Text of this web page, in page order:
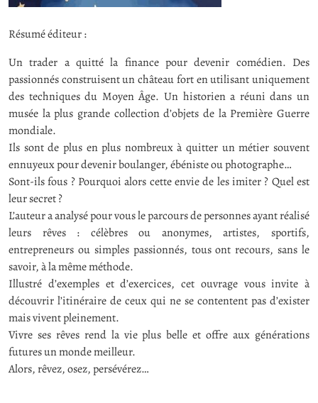
Résumé éditeur :
Un trader a quitté la finance pour devenir comédien. Des
passionnés construisent un château fort en utilisant uniquement
des techniques du Moyen Âge. Un historien a réuni dans un
musée la plus grande collection d’objets de la Première Guerre
mondiale.
Ils sont de plus en plus nombreux à quitter un métier souvent
ennuyeux pour devenir boulanger, ébéniste ou photographe…
Sont-ils fous ? Pourquoi alors cette envie de les imiter ? Quel est
leur secret ?
L’auteur a analysé pour vous le parcours de personnes ayant réalisé
leurs rêves : célèbres ou anonymes, artistes, sportifs,
entrepreneurs ou simples passionnés, tous ont recours, sans le
savoir, à la même méthode.
Illustré d’exemples et d’exercices, cet ouvrage vous invite à
découvrir l’itinéraire de ceux qui ne se contentent pas d’exister
mais vivent pleinement.
Vivre ses rêves rend la vie plus belle et offre aux générations
futures un monde meilleur.
Alors, rêvez, osez, persévérez…